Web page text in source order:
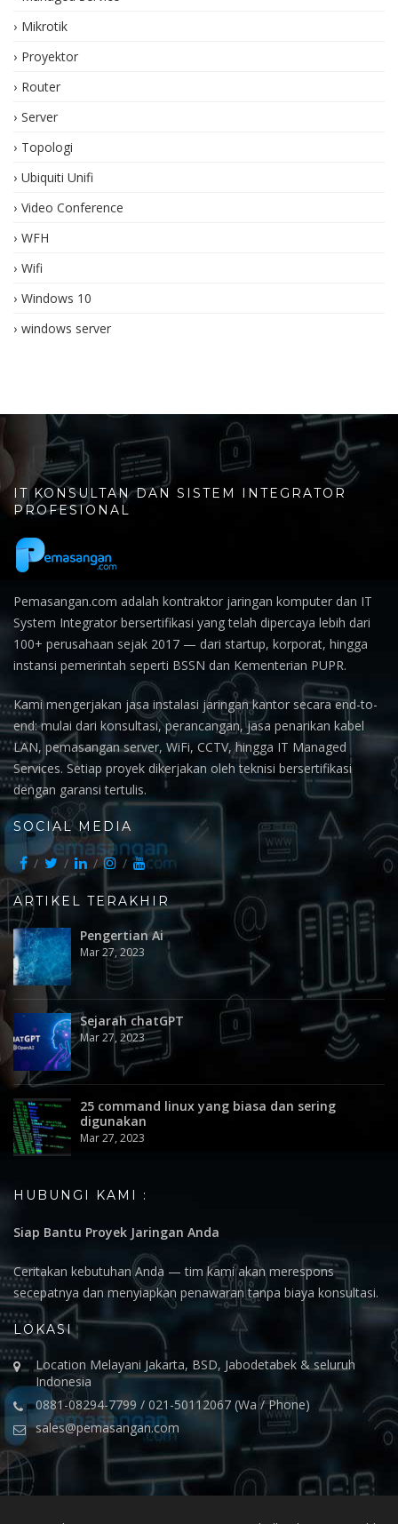
Mikrotik
Proyektor
Router
Server
Topologi
Ubiquiti Unifi
Video Conference
WFH
Wifi
Windows 10
windows server
IT KONSULTAN DAN SISTEM INTEGRATOR
PROFESIONAL
Pemasangan.com adalah kontraktor jaringan komputer dan IT
System Integrator bersertifikasi yang telah dipercaya lebih dari
100+ perusahaan sejak 2017 — dari startup, korporat, hingga
instansi pemerintah seperti BSSN dan Kementerian PUPR.
Kami mengerjakan jasa instalasi jaringan kantor secara end-to-
end: mulai dari konsultasi, perancangan, jasa penarikan kabel
LAN, pemasangan server, WiFi, CCTV, hingga IT Managed
Services. Setiap proyek dikerjakan oleh teknisi bersertifikasi
dengan garansi tertulis.
SOCIAL MEDIA
ARTIKEL TERAKHIR
Pengertian Ai
Mar 27, 2023
Sejarah chatGPT
Mar 27, 2023
25 command linux yang biasa dan sering
digunakan
Mar 27, 2023
HUBUNGI KAMI :
Siap Bantu Proyek Jaringan Anda
Ceritakan kebutuhan Anda — tim kami akan merespons
secepatnya dan menyiapkan penawaran tanpa biaya konsultasi.
LOKASI
Location Melayani Jakarta, BSD, Jabodetabek & seluruh
Indonesia
0881-08294-7799 / 021-50112067 (Wa / Phone)
sales@pemasangan.com